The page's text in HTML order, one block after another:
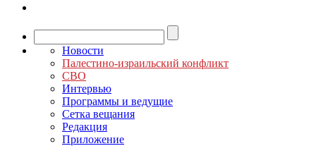
Новости
Палестино-израильский конфликт
СВО
Интервью
Программы и ведущие
Сетка вещания
Редакция
Приложение